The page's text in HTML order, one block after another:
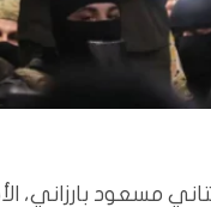
مسعود بارزاني،